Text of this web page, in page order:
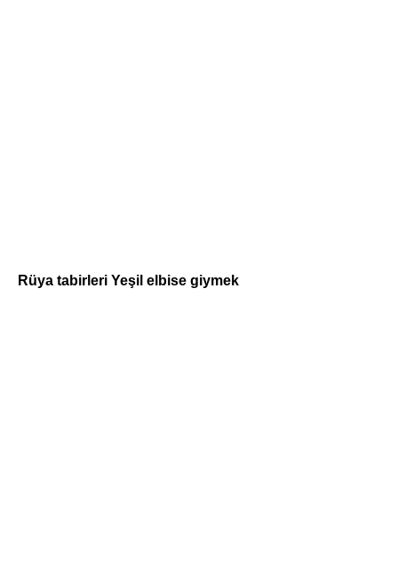
Rüya tabirleri Yeşil elbise giymek